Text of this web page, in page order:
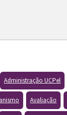
Administração UCPel
Avaliação